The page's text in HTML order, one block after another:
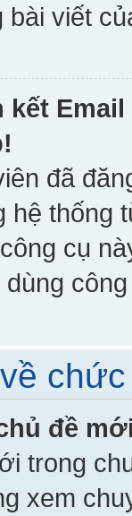
viết
kết
đã
hệ thống
cụ
đề
trong
xem